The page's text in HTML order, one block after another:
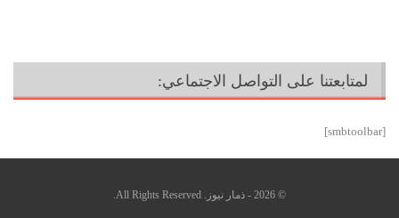
لمتابعتنا على التواصل الاجتماعي:
[smbtoolbar]
© 2026 - ذمار نيوز. All Rights Reserved.